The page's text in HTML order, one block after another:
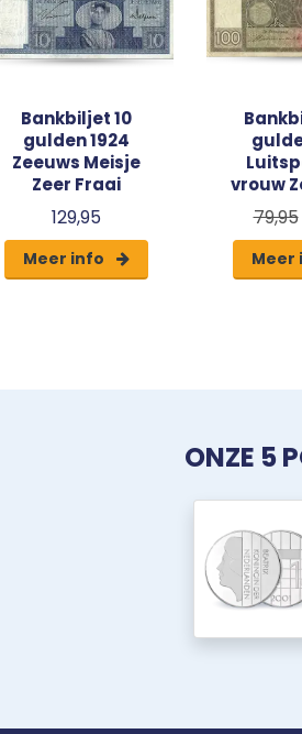
Bankbiljet 10
gulden 1924
Zeeuws Meisje
Zeer Fraai
129,95
Meer info
vrouw
79,95
Meer
ONZE 5